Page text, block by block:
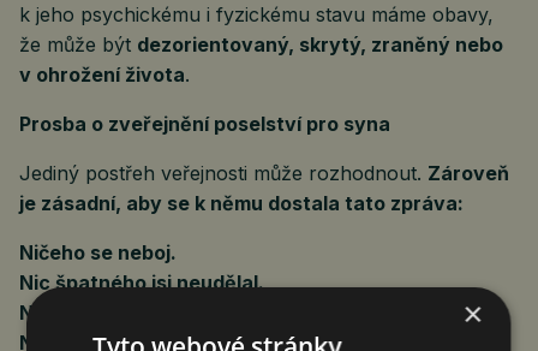
k jeho psychickému i fyzickému stavu máme obavy,
že může být dezorientovaný, skrytý, zraněný nebo
v ohrožení života.
Prosba o zveřejnění poselství pro syna
Jediný postřeh veřejnosti může rozhodnout. Zároveň
je zásadní, aby se k němu dostala tato zpráva:
Ničeho se neboj.
Nic špatného jsi neudělal.
Nemusíš se vracet do nemocnice.
Nemáš žádný problém.
×